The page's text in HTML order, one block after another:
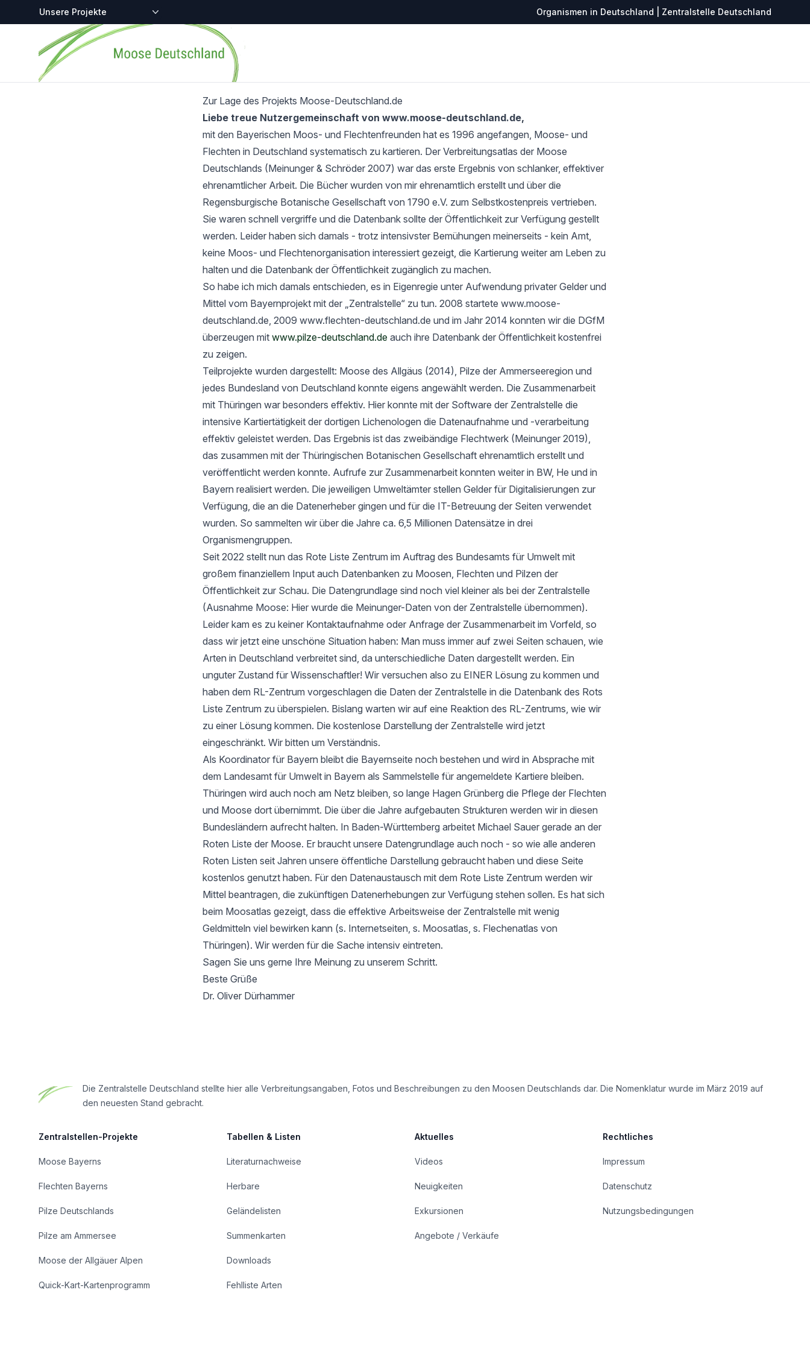
Zentralstellen-Projekte Organismen in Deutschland | Zentralstelle Deutschland
Startseite
Zur Lage des Projekts Moose-Deutschland.de
Liebe treue Nutzergemeinschaft von www.moose-deutschland.de,
mit den Bayerischen Moos- und Flechtenfreunden hat es 1996 angefangen, Moose- und
Flechten in Deutschland systematisch zu kartieren. Der Verbreitungsatlas der Moose
Deutschlands (Meinunger & Schröder 2007) war das erste Ergebnis von schlanker, effektiver
ehrenamtlicher Arbeit. Die Bücher wurden von mir ehrenamtlich erstellt und über die
Regensburgische Botanische Gesellschaft von 1790 e.V. zum Selbstkostenpreis vertrieben.
Sie waren schnell vergriffe und die Datenbank sollte der Öffentlichkeit zur Verfügung gestellt
werden. Leider haben sich damals - trotz intensivster Bemühungen meinerseits - kein Amt,
keine Moos- und Flechtenorganisation interessiert gezeigt, die Kartierung weiter am Leben zu
halten und die Datenbank der Öffentlichkeit zugänglich zu machen.
So habe ich mich damals entschieden, es in Eigenregie unter Aufwendung privater Gelder und
Mittel vom Bayernprojekt mit der „Zentralstelle“ zu tun. 2008 startete www.moose-
deutschland.de, 2009 www.flechten-deutschland.de und im Jahr 2014 konnten wir die DGfM
überzeugen mit www.pilze-deutschland.de auch ihre Datenbank der Öffentlichkeit kostenfrei
zu zeigen.
Teilprojekte wurden dargestellt: Moose des Allgäus (2014), Pilze der Ammerseeregion und
jedes Bundesland von Deutschland konnte eigens angewählt werden. Die Zusammenarbeit
mit Thüringen war besonders effektiv. Hier konnte mit der Software der Zentralstelle die
intensive Kartiertätigkeit der dortigen Lichenologen die Datenaufnahme und -verarbeitung
effektiv geleistet werden. Das Ergebnis ist das zweibändige Flechtwerk (Meinunger 2019),
das zusammen mit der Thüringischen Botanischen Gesellschaft ehrenamtlich erstellt und
veröffentlicht werden konnte. Aufrufe zur Zusammenarbeit konnten weiter in BW, He und in
Bayern realisiert werden. Die jeweiligen Umweltämter stellen Gelder für Digitalisierungen zur
Verfügung, die an die Datenerheber gingen und für die IT-Betreuung der Seiten verwendet
wurden. So sammelten wir über die Jahre ca. 6,5 Millionen Datensätze in drei
Organismengruppen.
Seit 2022 stellt nun das Rote Liste Zentrum im Auftrag des Bundesamts für Umwelt mit
großem finanziellem Input auch Datenbanken zu Moosen, Flechten und Pilzen der
Öffentlichkeit zur Schau. Die Datengrundlage sind noch viel kleiner als bei der Zentralstelle
(Ausnahme Moose: Hier wurde die Meinunger-Daten von der Zentralstelle übernommen).
Leider kam es zu keiner Kontaktaufnahme oder Anfrage der Zusammenarbeit im Vorfeld, so
dass wir jetzt eine unschöne Situation haben: Man muss immer auf zwei Seiten schauen, wie
Arten in Deutschland verbreitet sind, da unterschiedliche Daten dargestellt werden. Ein
unguter Zustand für Wissenschaftler! Wir versuchen also zu EINER Lösung zu kommen und
haben dem RL-Zentrum vorgeschlagen die Daten der Zentralstelle in die Datenbank des Rots
Liste Zentrum zu überspielen. Bislang warten wir auf eine Reaktion des RL-Zentrums, wie wir
zu einer Lösung kommen. Die kostenlose Darstellung der Zentralstelle wird jetzt
eingeschränkt. Wir bitten um Verständnis.
Als Koordinator für Bayern bleibt die Bayernseite noch bestehen und wird in Absprache mit
dem Landesamt für Umwelt in Bayern als Sammelstelle für angemeldete Kartiere bleiben.
Thüringen wird auch noch am Netz bleiben, so lange Hagen Grünberg die Pflege der Flechten
und Moose dort übernimmt. Die über die Jahre aufgebauten Strukturen werden wir in diesen
Bundesländern aufrecht halten. In Baden-Württemberg arbeitet Michael Sauer gerade an der
Roten Liste der Moose. Er braucht unsere Datengrundlage auch noch - so wie alle anderen
Roten Listen seit Jahren unsere öffentliche Darstellung gebraucht haben und diese Seite
kostenlos genutzt haben. Für den Datenaustausch mit dem Rote Liste Zentrum werden wir
Mittel beantragen, die zukünftigen Datenerhebungen zur Verfügung stehen sollen. Es hat sich
beim Moosatlas gezeigt, dass die effektive Arbeitsweise der Zentralstelle mit wenig
Geldmitteln viel bewirken kann (s. Internetseiten, s. Moosatlas, s. Flechenatlas von
Thüringen). Wir werden für die Sache intensiv eintreten.
Sagen Sie uns gerne Ihre Meinung zu unserem Schritt.
Beste Grüße
Dr. Oliver Dürhammer
Die Zentralstelle Deutschland stellte hier alle Verbreitungsangaben, Fotos und Beschreibungen zu den Moosen Deutschlands dar. Die Nomenklatur wurde im März 2019 auf
den neuesten Stand gebracht.
Zentralstellen-Projekte
Moose Bayerns
Flechten Bayerns
Pilze Deutschlands
Pilze am Ammersee
Moose der Allgäuer Alpen
Quick-Kart-Kartenprogramm
Tabellen & Listen
Literaturnachweise
Herbare
Geländelisten
Summenkarten
Downloads
Fehlliste Arten
Aktuelles
Videos
Neuigkeiten
Exkursionen
Angebote / Verkäufe
Rechtliches
Impressum
Datenschutz
Nutzungsbedingungen